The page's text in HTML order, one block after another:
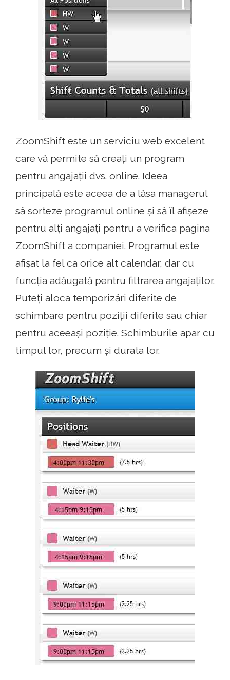
ZoomShift este un serviciu web excelent
care vă permite să creați un program
pentru angajații dvs. online. Ideea
principală este aceea de a lăsa managerul
să sorteze programul online și să îl afișeze
pentru alți angajați pentru a verifica pagina
ZoomShift a companiei. Programul este
afișat la fel ca orice alt calendar, dar cu
funcția adăugată pentru filtrarea angajaților.
Puteți aloca temporizări diferite de
schimbare pentru poziții diferite sau chiar
pentru aceeași poziție. Schimburile apar cu
timpul lor, precum și durata lor.